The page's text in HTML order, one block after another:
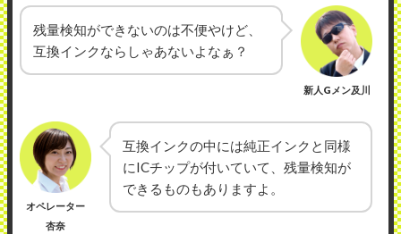
残量検知ができないのは不便やけど、
互換インクならしゃあないよなぁ？
新人Gメン及川
オペレーター
杏奈
互換インクの中には純正インクと同様
にICチップが付いていて、残量検知が
できるものもありますよ。